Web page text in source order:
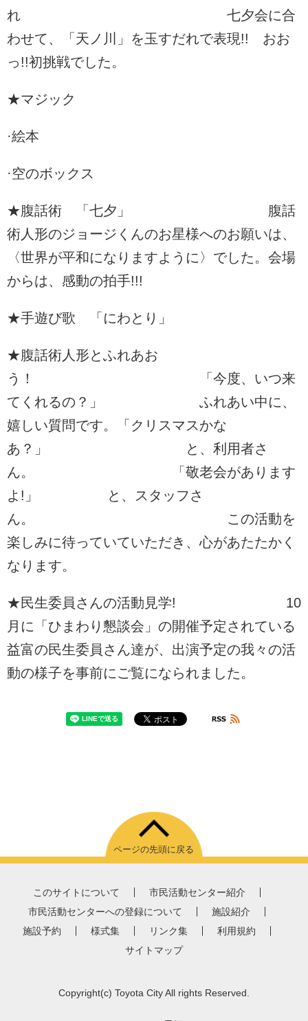
れ 七夕会に合
わせて、「天ノ川」を玉すだれで表現!! おお
っ!!初挑戦でした。
★マジック
·絵本
·空のボックス
★腹話術 「七夕」 腹話
術人形のジョージくんのお星様へのお願いは、
〈世界が平和になりますように〉でした。会場
からは、感動の拍手!!!
★手遊び歌 「にわとり」
★腹話術人形とふれあお
う！ 「今度、いつ来
てくれるの？」 ふれあい中に、
嬉しい質問です。「クリスマスかな
あ？」 と、利用者さ
ん。 「敬老会があります
よ!」 と、スタッフさ
ん。 この活動を
楽しみに待っていていただき、心があたたかく
なります。
★民生委員さんの活動見学! 10
月に「ひまわり懇談会」の開催予定されている
益富の民生委員さん達が、出演予定の我々の活
動の様子を事前にご覧になられました。
ページの先頭に戻る
このサイトについて
市民活動センター紹介
市民活動センターへの登録について
施設紹介
施設予約
様式集 リンク集
利用規約
サイトマップ
Copyright(c) Toyota City All rights Reserved.